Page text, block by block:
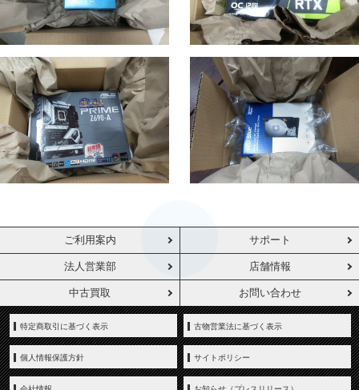
ご利用案内 サポート
法人営業部 店舗情報
中古買取 お問い合わせ
特定商取引に基づく表示 古物営業法に基づく表示
個人情報保護方針 サイトポリシー